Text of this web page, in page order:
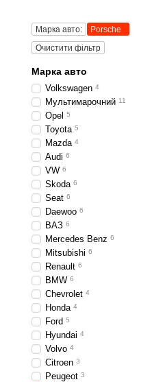
Марка авто:
Porsche
Очистити фільтр
Марка авто
Volkswagen 4
Мультимарочний 11
Opel 5
Toyota 5
Mazda 4
Audi 6
VW 6
Skoda 6
Seat 6
Daewoo 6
ВАЗ 6
Mercedes Benz 6
Mitsubishi 6
Renault 6
BMW 6
Chevrolet 4
Honda 4
Ford 5
Hyundai 4
Volvo 4
Citroen 3
Peugeot 3